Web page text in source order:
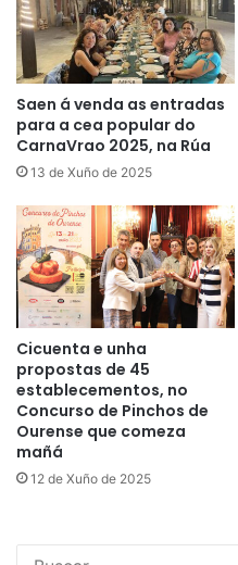
Saen á venda as entradas
para a cea popular do
CarnaVrao 2025, na Rúa
13 de Xuño de 2025
Cicuenta e unha
propostas de 45
establecementos, no
Concurso de Pinchos de
Ourense que comeza
mañá
12 de Xuño de 2025